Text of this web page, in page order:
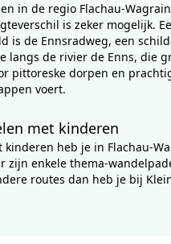
in de regio Flachau-
is zeker mogelijk.
is de Ennsradweg, een
langs de rivier de Enns, die
pittoreske dorpen en
voert.
met kinderen
kinderen heb je in Flachau-
zijn enkele thema-
routes dan heb je bij